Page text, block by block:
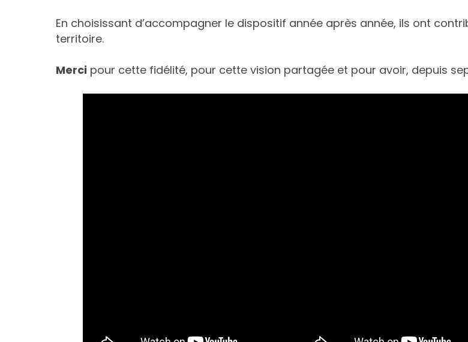
En choisissant d’accompagner le dispositif année après année, ils ont
territoire.
Merci pour cette fidélité, pour cette vision partagée et pour avoir, depuis